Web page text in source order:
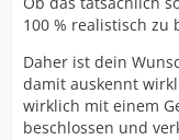
100 % realistisch zu
Daher ist dein
damit auskennt
wirklich mit einem
beschlossen und